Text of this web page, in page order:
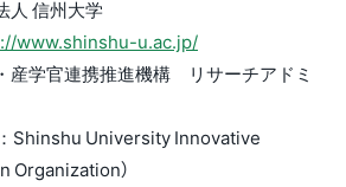
人 信州大学
www.shinshu-u.ac.jp/
産学官連携推進機構 リサーチアドミ
University Innovative
Organization）